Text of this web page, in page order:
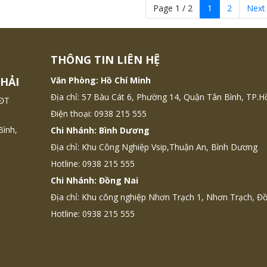
nên thuê dịch vụ bảo
vực khác, thay vì tự lo nhân
Page 1 / 2 1 2 Next
THÔNG TIN LIÊN HỆ
Văn Phòng: Hồ Chí Minh
Địa chỉ: 57 Bàu Cát 6, Phường 14, Quận Tân Bình,
Điện thoại: 0938 215 555
Chi Nhánh: Bình Dương
Địa chỉ: Khu Công Nghiệp Vsip,Thuận An, Bình Dương
Hotline: 0938 215 555
Chi Nhánh: Đồng Nai
Địa chỉ: Khu công nghiệp Nhơn Trạch 1, Nhơn Trạch,
Hotline: 0938 215 555